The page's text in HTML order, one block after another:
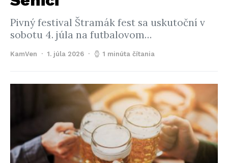
Pivný festival Štramák fest sa uskutoční v
sobotu 4. júla na futbalovom…
KamVen 1. júla 2026 1 minúta čítania